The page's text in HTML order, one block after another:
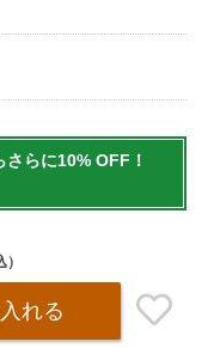
らに10% OFF！
）
れる